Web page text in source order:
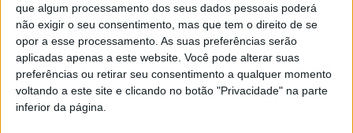
que algum processamento dos seus dados pessoais poderá
não exigir o seu consentimento, mas que tem o direito de se
opor a esse processamento. As suas preferências serão
aplicadas apenas a este website. Você pode alterar suas
preferências ou retirar seu consentimento a qualquer momento
voltando a este site e clicando no botão "Privacidade" na parte
inferior da página.
Dois detidos por furto em
residência
Cinco detidos em flagrante
delito por furto em residência